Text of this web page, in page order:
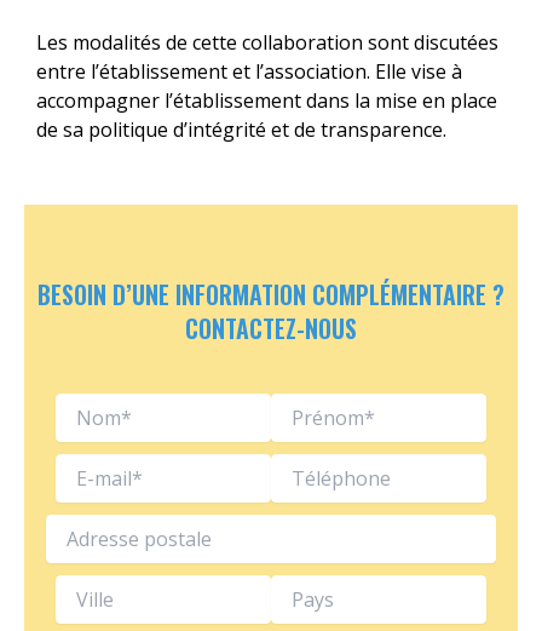
Les modalités de cette collaboration sont discutées
entre l’établissement et l’association. Elle vise à
accompagner l’établissement dans la mise en place
de sa politique d’intégrité et de transparence.
BESOIN D’UNE INFORMATION COMPLÉMENTAIRE ?
CONTACTEZ-NOUS